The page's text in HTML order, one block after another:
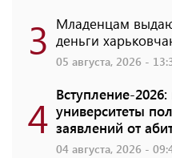
3 Младенцам
деньги
05 августа, 2026 -
4 Вступление-
университеты
заявлений от
04 августа, 2026 -